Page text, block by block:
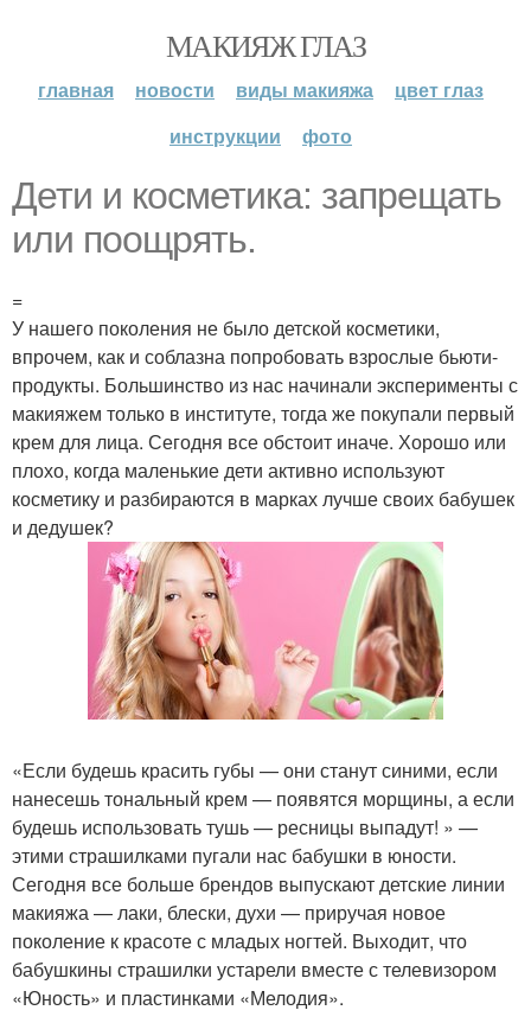
МАКИЯЖ ГЛАЗ
главная новости виды макияжа
цвет глаз
инструкции
фото
Дети и косметика: запрещать
или поощрять.
=
У нашего поколения не было детской косметики,
впрочем, как и соблазна попробовать взрослые бьюти-
продукты. Большинство из нас начинали эксперименты с
макияжем только в институте, тогда же покупали первый
крем для лица. Сегодня все обстоит иначе. Хорошо или
плохо, когда маленькие дети активно используют
косметику и разбираются в марках лучше своих бабушек
и дедушек?
«Если будешь красить губы — они станут синими, если
нанесешь тональный крем — появятся морщины, а если
будешь использовать тушь — ресницы выпадут! » —
этими страшилками пугали нас бабушки в юности.
Сегодня все больше брендов выпускают детские линии
макияжа — лаки, блески, духи — приручая новое
поколение к красоте с младых ногтей. Выходит, что
бабушкины страшилки устарели вместе с телевизором
«Юность» и пластинками «Мелодия».